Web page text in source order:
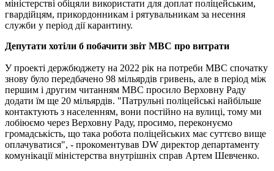
міністерстві обіцяли використати для доплат поліцейським,
гвардійцям, прикордонникам і рятувальникам за несення
служби у період дії карантину.
Депутати хотіли б побачити звіт МВС про витрати
У проекті держбюджету на 2022 рік на потреби МВС спочатку
знову було передбачено 98 мільярдів гривень, але в період між
першим і другим читанням МВС просило Верховну Раду
додати їм ще 20 мільярдів. "Патрульні поліцейські найбільше
контактують з населенням, вони постійно на вулиці, тому ми
лобіюємо через Верховну Раду, просимо, переконуємо
громадськість, що така робота поліцейських має суттєво вище
оплачуватися", - прокоментував DW директор департаменту
комунікації міністерства внутрішніх справ Артем Шевченко.